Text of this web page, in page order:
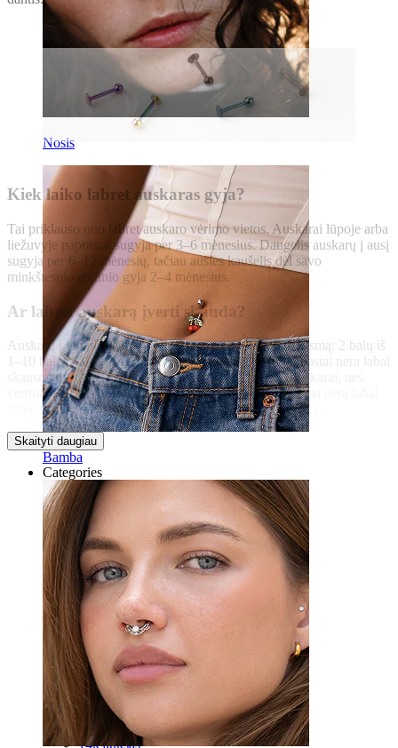
Nosis
Bamba
Kiek laiko labret auskaras gyja?
Tai priklauso nuo labret auskaro vėrimo vietos. Auskarai lūpoje arba
liežuvyje paprastai sugyja per 3–6 mėnesius. Daugelis auskarų į ausį
sugyja per 6–12 mėnesių, tačiau ausies kaušelis dėl savo
minkštesnio audinio gyja 2–4 mėnesius.
Ar labret auskarą įverti skauda?
Auskarų į lūpą ir liežuvį vėrimas sukelia nedidelį skausmą; 2 balų iš
1–10 balų skalės. Auskarų į ausį vėrimas taip pat paprastai nėra labai
skausmingas, tačiau sudėtingiausi yra rook ir daith auskarai, nes
vertinant pagal skausmą siekia 6 iš 10 balų. Bet net ir tai nėra labai
skausminga, tad nebijokite – įsiverkite išsvajotą auskarą.
Skaityti daugiau
Categories
Bamba
Lūpa
Spenelis
Industrial
Poodinis
Helix
Ausis
Septum
14k auksas